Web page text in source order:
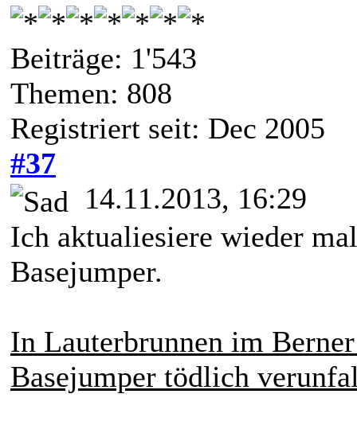
Beiträge: 1'543
Themen: 808
Registriert seit: Dec 2005
#37
14.11.2013, 16:29
Ich aktualiesiere wieder
Basejumper.
In Lauterbrunnen im
Basejumper tödlich